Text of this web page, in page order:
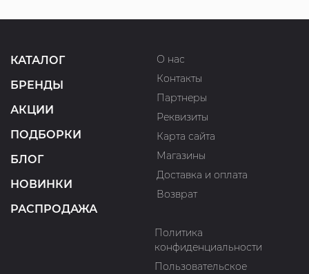
КАТАЛОГ
БРЕНДЫ
АКЦИИ
ПОДБОРКИ
БЛОГ
НОВИНКИ
РАСПРОДАЖА
О нас
Контакты
Партнеры
Реквизиты
Карта сайта
Магазины
Доставка и оплата
Возврат
Политика
конфиденциальности
Пользовательское